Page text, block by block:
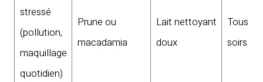
stressé
(pollution,
maquillage
quotidien)
Prune ou
macadamia
Lait nettoyant
doux
Tous les
soirs